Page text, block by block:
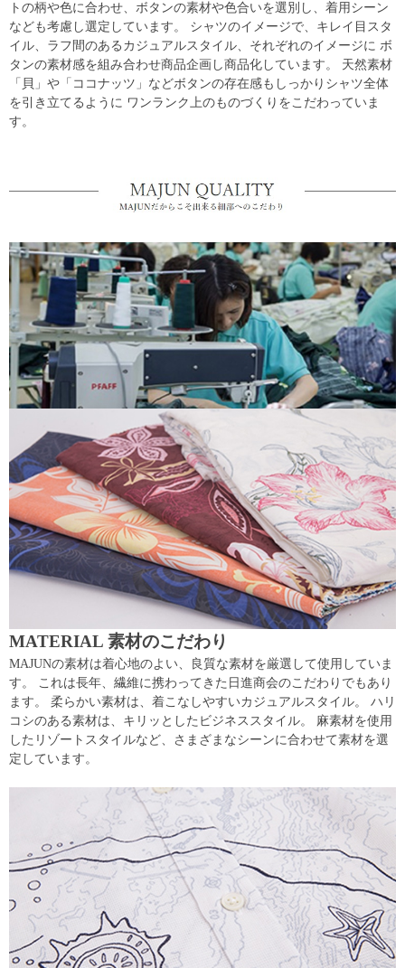
トの柄や色に合わせ、ボタンの素材や色合いを選別し、着用シーン
なども考慮し選定しています。 シャツのイメージで、キレイ目スタ
イル、ラフ間のあるカジュアルスタイル、それぞれのイメージに ボ
タンの素材感を組み合わせ商品企画し商品化しています。 天然素材
「貝」や「ココナッツ」などボタンの存在感もしっかりシャツ全体
を引き立てるように ワンランク上のものづくりをこだわっていま
す。
MATERIAL 素材のこだわり
MAJUNの素材は着心地のよい、良質な素材を厳選して使用していま
す。 これは長年、繊維に携わってきた日進商会のこだわりでもあり
ます。 柔らかい素材は、着こなしやすいカジュアルスタイル。 ハリ
コシのある素材は、キリッとしたビジネススタイル。 麻素材を使用
したリゾートスタイルなど、さまざまなシーンに合わせて素材を選
定しています。